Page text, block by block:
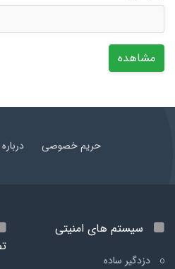
مشاهده
حریم خصوصی
سیستم های امنیتی
دزدگیر ساده